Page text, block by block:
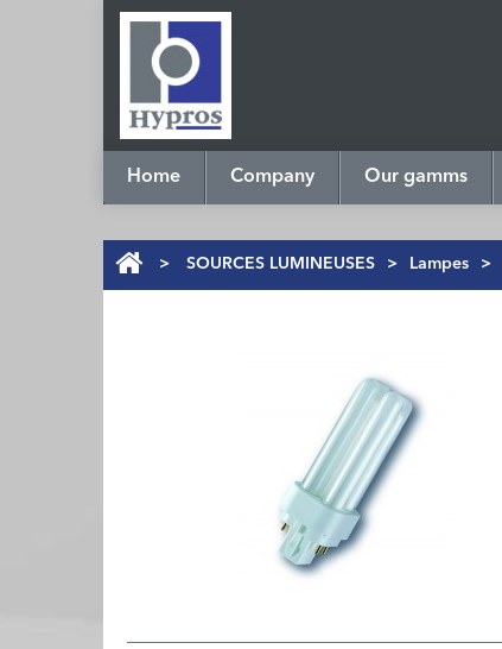
Home Company Our gamms
> SOURCES LUMINEUSES > Lampes >